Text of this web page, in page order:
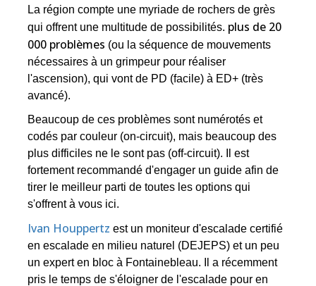
La région compte une myriade de rochers de grès
qui offrent une multitude de possibilités. plus de 20
000 problèmes (ou la séquence de mouvements
nécessaires à un grimpeur pour réaliser
l'ascension), qui vont de PD (facile) à ED+ (très
avancé).
Beaucoup de ces problèmes sont numérotés et
codés par couleur (on-circuit), mais beaucoup des
plus difficiles ne le sont pas (off-circuit). Il est
fortement recommandé d'engager un guide afin de
tirer le meilleur parti de toutes les options qui
s'offrent à vous ici.
Ivan Houppertz est un moniteur d'escalade certifié
en escalade en milieu naturel (DEJEPS) et un peu
un expert en bloc à Fontainebleau. Il a récemment
pris le temps de s'éloigner de l'escalade pour en